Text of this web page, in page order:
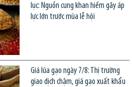
lục: Nguồn cung khan hiếm gây áp
lực lớn trước mùa lễ hội
Giá lúa gạo ngày 7/8: Thị trường
giao dịch chậm, giá gạo xuất khẩu